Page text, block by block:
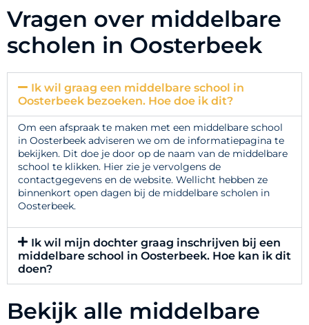
Vragen over middelbare
scholen in Oosterbeek
Ik wil graag een middelbare school in
Oosterbeek bezoeken. Hoe doe ik dit?
Om een afspraak te maken met een middelbare school
in Oosterbeek adviseren we om de informatiepagina te
bekijken. Dit doe je door op de naam van de middelbare
school te klikken. Hier zie je vervolgens de
contactgegevens en de website. Wellicht hebben ze
binnenkort open dagen bij de middelbare scholen in
Oosterbeek.
Ik wil mijn dochter graag inschrijven bij een
middelbare school in Oosterbeek. Hoe kan ik dit
doen?
Bekijk alle middelbare